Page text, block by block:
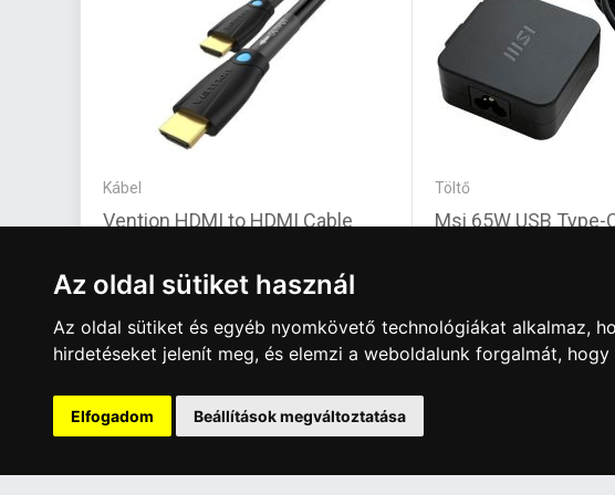
Az oldal sütiket használ
Az oldal sütiket és egyéb nyomkövető technológiákat alkalmaz,
hirdetéseket jelenít meg, és elemzi a weboldalunk forgalmát,
Elfogadom Beállítások megváltoztatása
Kábel
Vention HDMI to HDMI Cable
23 530 Ft
Töltő
Msi 65W USB Type-
14 210 Ft
Használja az